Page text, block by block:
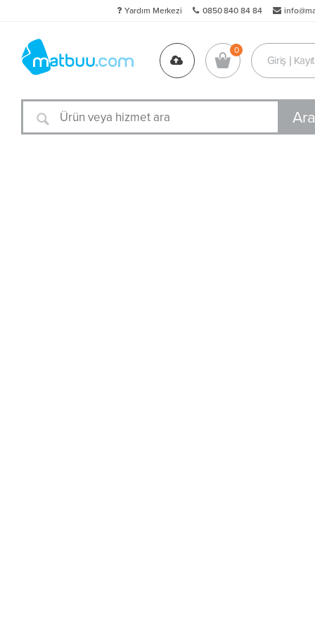
0850 840 84 84
Yardım Merkezi
Giriş | Kayıt